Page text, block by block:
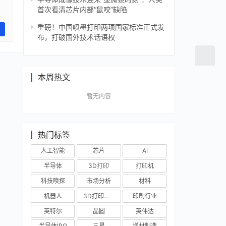
首次看清芯片内部“鼠咬”缺陷
重磅！中国喷墨打印两项国家标准正式发
布，打破国外技术话语权
本周热文
暂无内容
热门标签
人工智能 芯片
AI
半导体
3D打印
打印机
科技嗅探
市场分析
材料
机器人
3D打印技术
印刷行业
英特尔
晶圆
英伟达